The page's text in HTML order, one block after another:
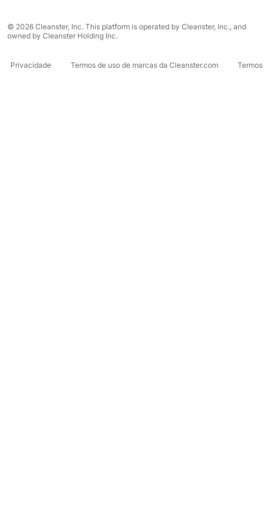
© 2026 Cleanster, Inc. This platform is operated by Cleanster, Inc., and
owned by Cleanster Holding Inc.
Privacidade Termos de uso de marcas da Cleanster.com Termos